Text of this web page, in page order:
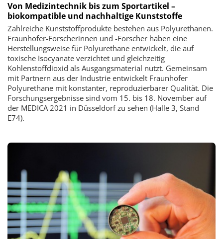
Von Medizintechnik bis zum Sportartikel –
biokompatible und nachhaltige Kunststoffe
Zahlreiche Kunststoffprodukte bestehen aus Polyurethanen.
Fraunhofer-Forscherinnen und -Forscher haben eine
Herstellungsweise für Polyurethane entwickelt, die auf
toxische Isocyanate verzichtet und gleichzeitig
Kohlenstoffdioxid als Ausgangsmaterial nutzt. Gemeinsam
mit Partnern aus der Industrie entwickelt Fraunhofer
Polyurethane mit konstanter, reproduzierbarer Qualität. Die
Forschungsergebnisse sind vom 15. bis 18. November auf
der MEDICA 2021 in Düsseldorf zu sehen (Halle 3, Stand
E74).